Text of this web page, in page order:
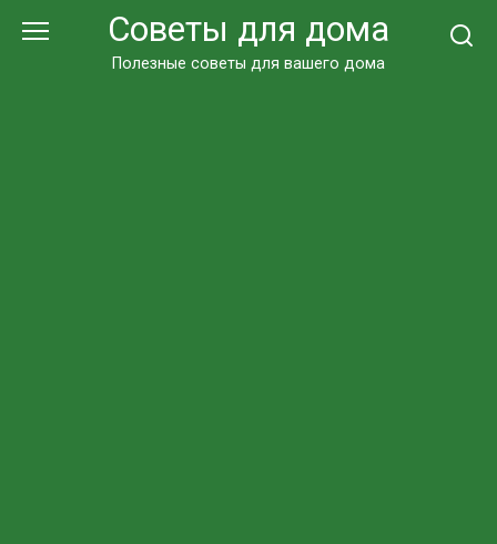
Советы для дома
Полезные советы для вашего дома